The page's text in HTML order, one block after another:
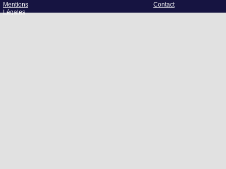
Mentions
Légales
Contact